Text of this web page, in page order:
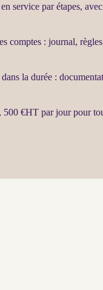
service par étapes,
comptes : journal,
la durée :
500 €HT par jour pour